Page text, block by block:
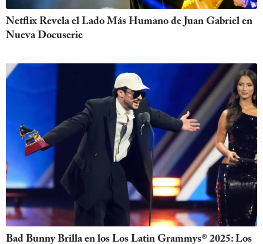
Netflix Revela el Lado Más Humano de Juan Gabriel en
Nueva Docuserie
Bad Bunny Brilla en los Los Latin Grammys® 2025: Los